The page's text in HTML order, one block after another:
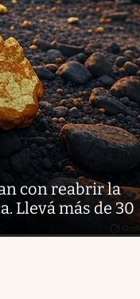
con reabrir la
Llevá más de 30